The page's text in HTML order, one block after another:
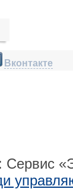
Вконтакте